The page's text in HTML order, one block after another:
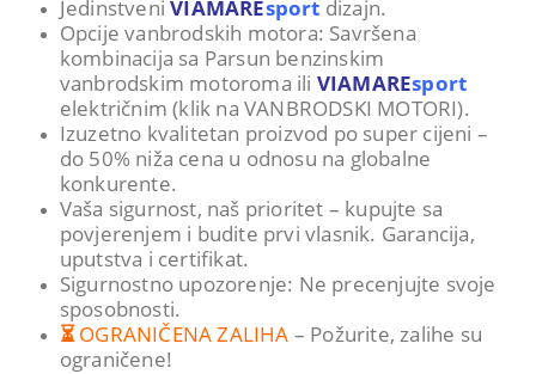
JedinstveniVIAMAREsport dizajn.
Opcije vanbrodskih motora: Savršena
kombinacija sa Parsun benzinskim
vanbrodskim motoroma ili VIAMAREsport
električnim (klik na VANBRODSKI MOTORI).
Izuzetno kvalitetan proizvod po super cijeni –
do 50% niža cena u odnosu na globalne
konkurente.
Vaša sigurnost, naš prioritet – kupujte sa
povjerenjem i budite prvi vlasnik. Garancija,
uputstva i certifikat.
Sigurnostno upozorenje: Ne precenjujte svoje
sposobnosti.
⏳OGRANIČENA ZALIHA – Požurite, zalihe su
ograničene!